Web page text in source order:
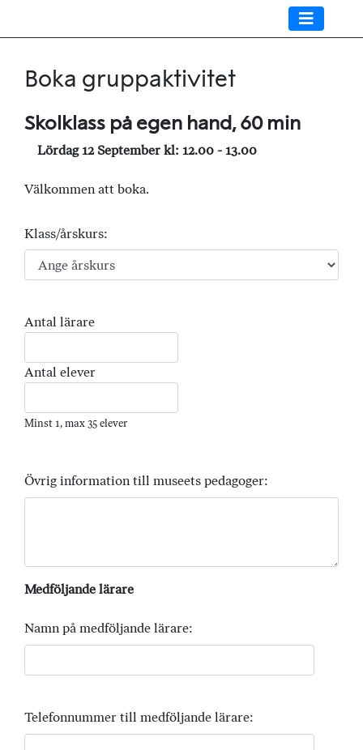
Boka gruppaktivitet
Skolklass på egen hand, 60 min
Lördag 12 September kl: 12.00 - 13.00
Välkommen att boka.
Klass/årskurs:
Antal lärare
Antal elever
Minst 1, max 35 elever
Övrig information till museets pedagoger:
Medföljande lärare
Namn på medföljande lärare:
Telefonnummer till medföljande lärare: